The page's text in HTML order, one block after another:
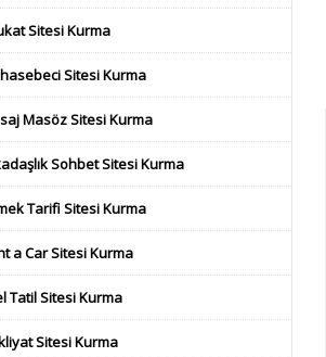
Sitesi Kurma
Sitesi Kurma
Masöz Sitesi Kurma
Sohbet Sitesi Kurma
Tarifi Sitesi Kurma
a Car Sitesi Kurma
Tatil Sitesi Kurma
Sitesi Kurma